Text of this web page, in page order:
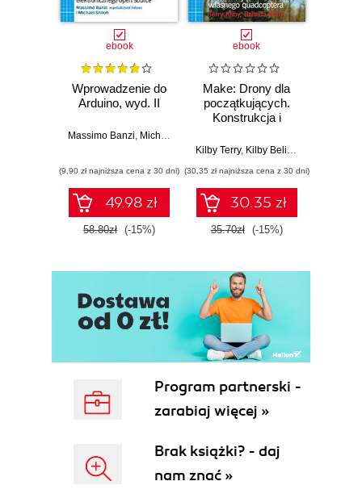
ebook
Wprowadzenie do
Arduino, wyd. II
Massimo Banzi, Michael Shiloh
(9,90 zł najniższa cena z 30 dni)
49.98 zł
58.80zł (-15%)
ebook
Make: Drony dla
początkujących.
Konstrukcja i
własnego
Kilby Terry, Kilby Belinda
(30,35 zł najniższa cena z 30 dni)
30.35 zł
35.70zł (-15%)
Program partnerski -
zarabiaj więcej »
Brak książki? - daj
nam znać »